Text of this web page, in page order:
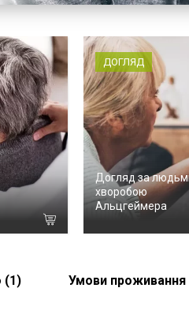
ДОГЛЯД
Догляд за
хворобою
Альцгеймера
(1) Умови проживання